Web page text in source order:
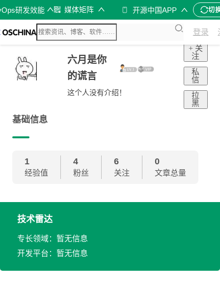
研发效能 媒体矩阵 开源中国APP 切
登录
六月是你
的谎言
这个人没有介绍！
+ 关
注
私
信
拉
黑
基础信息
1
经验值
4
粉丝
6
关注
0
文章总量
技术雷达
专长领域：暂无信息
开发平台：暂无信息